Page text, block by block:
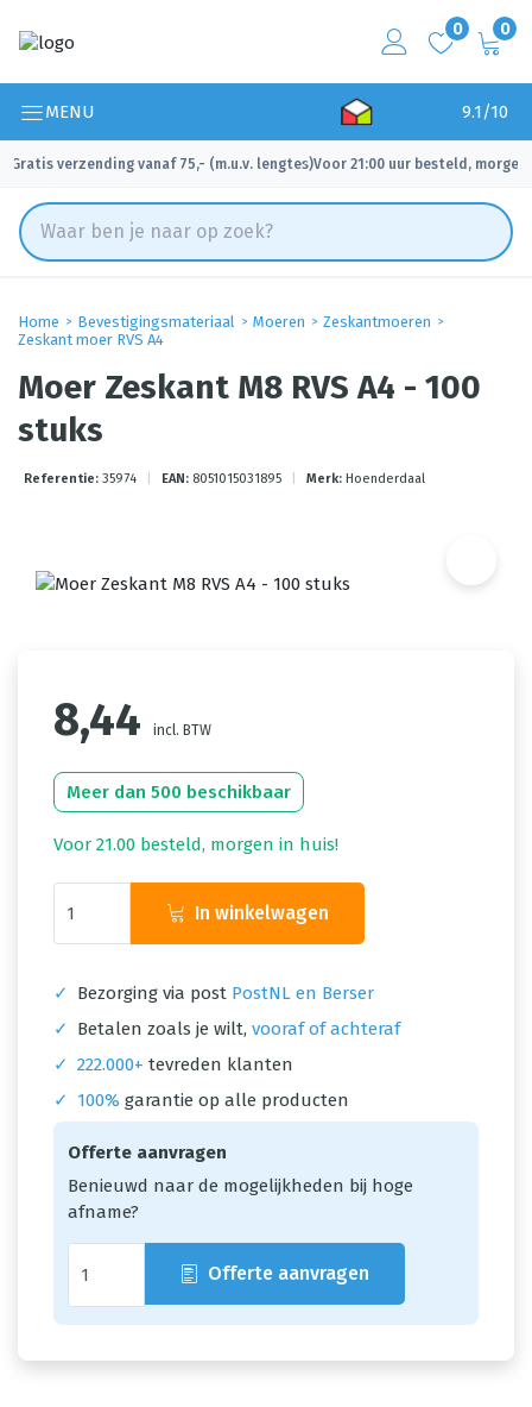
0 0
MENU 9.1/10
Gratis verzending vanaf 75,- (m.u.v. lengtes)
✓ Voor 21:00 uur besteld, morgen
Home Bevestigingsmateriaal Moeren
Zeskantmoeren
Zeskant moer RVS A4
Moer Zeskant M8 RVS A4 - 100
stuks
Referentie: 35974 EAN: 8051015031895 Merk: Hoenderdaal
8,44 incl. BTW
Meer dan 500 beschikbaar
Voor 21.00 besteld, morgen in huis!
In winkelwagen
✓ Bezorging via post PostNL en Berser
✓
Betalen zoals je wilt, vooraf of achteraf
✓ 222.000+ tevreden klanten
✓
100% garantie op alle producten
Offerte aanvragen
Benieuwd naar de mogelijkheden bij hoge
afname?
Offerte aanvragen